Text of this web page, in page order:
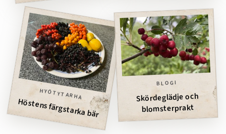
HYÖTYTARHA
Höstens färgstarka bär
BLOGI
Skördeglädje och
blomsterprakt